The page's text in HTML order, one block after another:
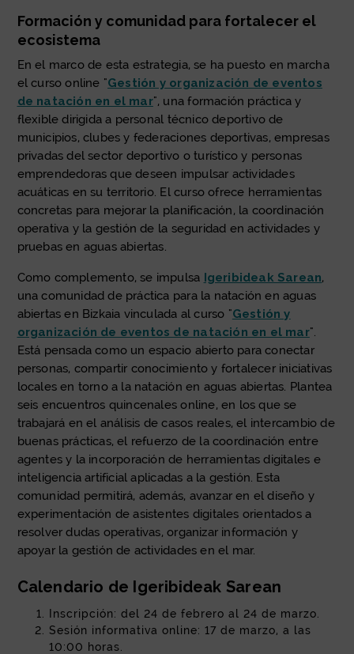
Formación y comunidad para fortalecer el
ecosistema
En el marco de esta estrategia, se ha puesto en marcha
el curso online "Gestión y organización de eventos
de natación en el mar", una formación práctica y
flexible dirigida a personal técnico deportivo de
municipios, clubes y federaciones deportivas, empresas
privadas del sector deportivo o turístico y personas
emprendedoras que deseen impulsar actividades
acuáticas en su territorio. El curso ofrece herramientas
concretas para mejorar la planificación, la coordinación
operativa y la gestión de la seguridad en actividades y
pruebas en aguas abiertas.
Como complemento, se impulsa Igeribideak Sarean,
una comunidad de práctica para la natación en aguas
abiertas en Bizkaia vinculada al curso "Gestión y
organización de eventos de natación en el mar".
Está pensada como un espacio abierto para conectar
personas, compartir conocimiento y fortalecer iniciativas
locales en torno a la natación en aguas abiertas. Plantea
seis encuentros quincenales online, en los que se
trabajará en el análisis de casos reales, el intercambio de
buenas prácticas, el refuerzo de la coordinación entre
agentes y la incorporación de herramientas digitales e
inteligencia artificial aplicadas a la gestión. Esta
comunidad permitirá, además, avanzar en el diseño y
experimentación de asistentes digitales orientados a
resolver dudas operativas, organizar información y
apoyar la gestión de actividades en el mar.
Calendario de Igeribideak Sarean
Inscripción: del 24 de febrero al 24 de marzo.
Sesión informativa online: 17 de marzo, a las
10:00 horas.